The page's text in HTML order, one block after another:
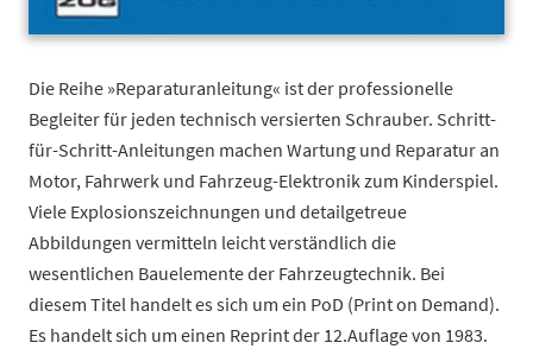
Die Reihe »Reparaturanleitung« ist der professionelle
Begleiter für jeden technisch versierten Schrauber. Schritt-
für-Schritt-Anleitungen machen Wartung und Reparatur an
Motor, Fahrwerk und Fahrzeug-Elektronik zum Kinderspiel.
Viele Explosionszeichnungen und detailgetreue
Abbildungen vermitteln leicht verständlich die
wesentlichen Bauelemente der Fahrzeugtechnik. Bei
diesem Titel handelt es sich um ein PoD (Print on Demand).
Es handelt sich um einen Reprint der 12.Auflage von 1983.